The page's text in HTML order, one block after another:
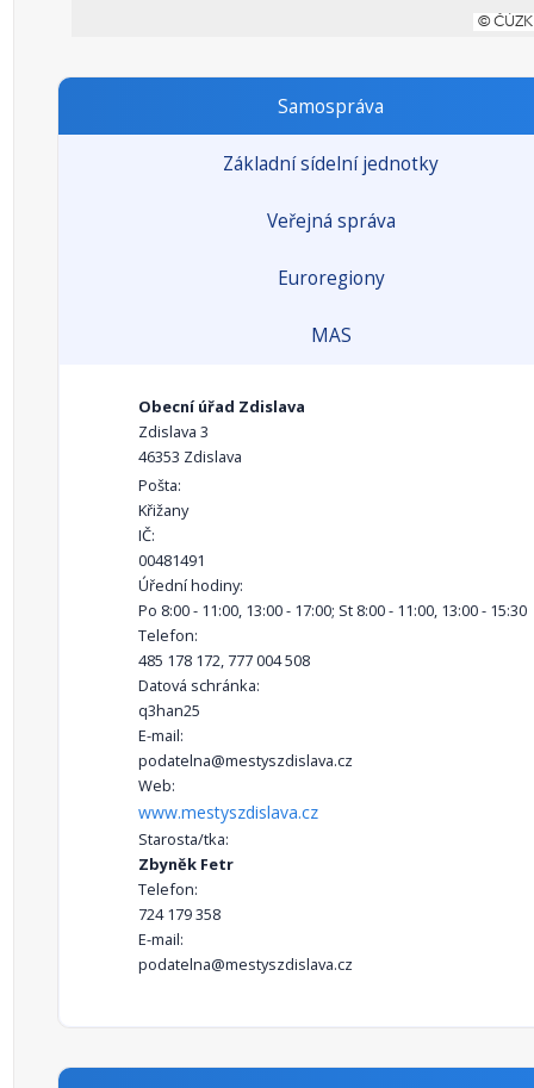
Samospráva
Základní sídelní jednotky
Veřejná správa
Euroregiony
MAS
Obecní úřad Zdislava
Zdislava 3
46353 Zdislava
Pošta:
Křižany
IČ:
00481491
Úřední hodiny:
Po 8:00 - 11:00, 13:00 - 17:00; St 8:00 - 11:00, 13:00 - 15:30
Telefon:
485 178 172, 777 004 508
Datová schránka:
q3han25
E-mail:
podatelna@mestyszdislava.cz
Web:
www.mestyszdislava.cz
Starosta/tka:
Zbyněk Fetr
Telefon:
724 179 358
E-mail:
podatelna@mestyszdislava.cz